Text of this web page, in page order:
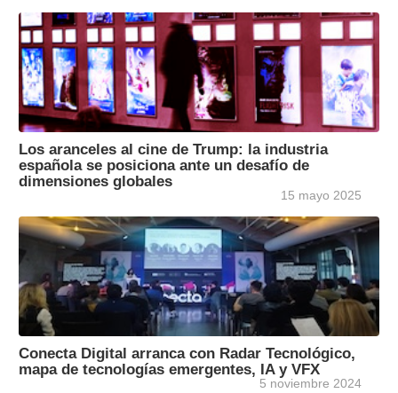
Los aranceles al cine de Trump: la industria
española se posiciona ante un desafío de
dimensiones globales
15 mayo 2025
Conecta Digital arranca con Radar Tecnológico,
mapa de tecnologías emergentes, IA y VFX
5 noviembre 2024